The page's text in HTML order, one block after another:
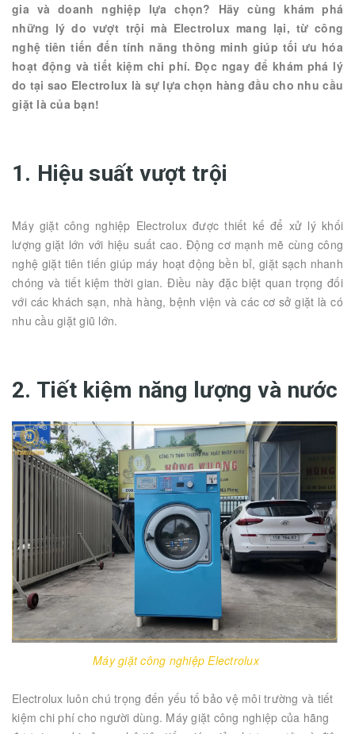
gia và doanh nghiệp lựa chọn? Hãy cùng khám phá
những lý do vượt trội mà Electrolux mang lại, từ công
nghệ tiên tiến đến tính năng thông minh giúp tối ưu hóa
hoạt động và tiết kiệm chi phí. Đọc ngay để khám phá lý
do tại sao Electrolux là sự lựa chọn hàng đầu cho nhu cầu
giặt là của bạn!
1. Hiệu suất vượt trội
Máy giặt công nghiệp Electrolux được thiết kế để xử lý khối
lượng giặt lớn với hiệu suất cao. Động cơ mạnh mẽ cùng công
nghệ giặt tiên tiến giúp máy hoạt động bền bỉ, giặt sạch nhanh
chóng và tiết kiệm thời gian. Điều này đặc biệt quan trọng đối
với các khách sạn, nhà hàng, bệnh viện và các cơ sở giặt là có
nhu cầu giặt giũ lớn.
2. Tiết kiệm năng lượng và nước
Máy giặt công nghiệp Electrolux
Electrolux luôn chú trọng đến yếu tố bảo vệ môi trường và tiết
kiệm chi phí cho người dùng. Máy giặt công nghiệp của hãng